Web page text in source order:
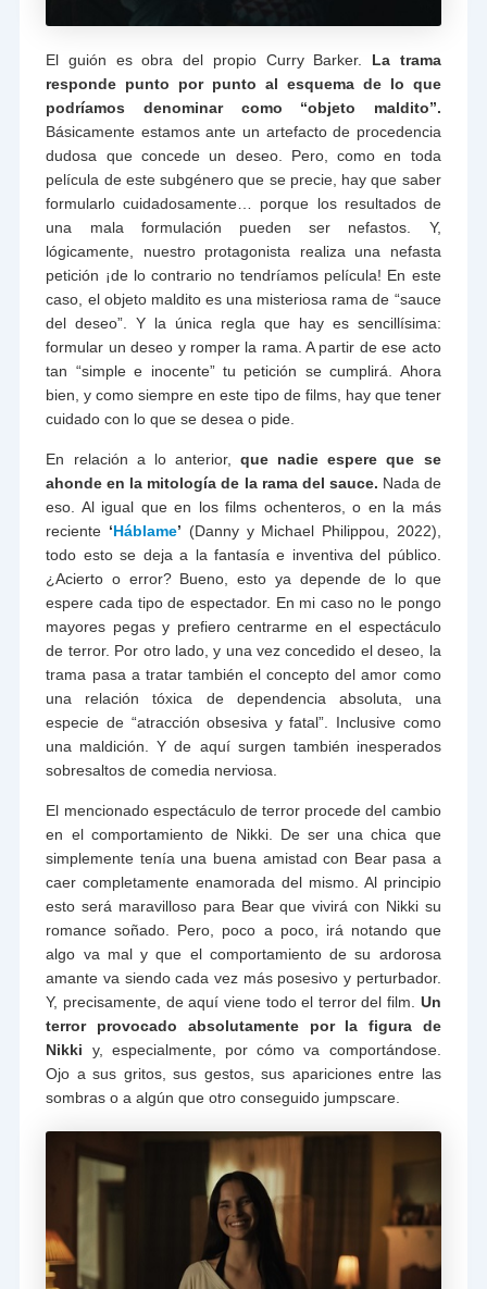
El guión es obra del propio Curry Barker.
La trama
responde punto por punto al esquema de lo que
podríamos denominar como “objeto maldito”.
Básicamente estamos ante un artefacto de procedencia
dudosa que concede un deseo. Pero, como en toda
película de este subgénero que se precie, hay que saber
formularlo cuidadosamente… porque los resultados de
una mala formulación pueden ser nefastos. Y,
lógicamente, nuestro protagonista realiza una nefasta
petición ¡de lo contrario no tendríamos película! En este
caso, el objeto maldito es una misteriosa rama de “sauce
del deseo”. Y la única regla que hay es sencillísima:
formular un deseo y romper la rama. A partir de ese acto
tan “simple e inocente” tu petición se cumplirá. Ahora
bien, y como siempre en este tipo de films, hay que tener
cuidado con lo que se desea o pide.
En relación a lo anterior,que nadie espere que se
ahonde en la mitología de la rama del sauce. Nada de
eso. Al igual que en los films ochenteros, o en la más
reciente ‘Háblame’ (Danny y Michael Philippou, 2022),
todo esto se deja a la fantasía e inventiva del público.
¿Acierto o error? Bueno, esto ya depende de lo que
espere cada tipo de espectador. En mi caso no le pongo
mayores pegas y prefiero centrarme en el espectáculo
de terror. Por otro lado, y una vez concedido el deseo, la
trama pasa a tratar también el concepto del amor como
una relación tóxica de dependencia absoluta, una
especie de “atracción obsesiva y fatal”. Inclusive como
una maldición. Y de aquí surgen también inesperados
sobresaltos de comedia nerviosa.
El mencionado espectáculo de terror procede del cambio
en el comportamiento de Nikki. De ser una chica que
simplemente tenía una buena amistad con Bear pasa a
caer completamente enamorada del mismo. Al principio
esto será maravilloso para Bear que vivirá con Nikki su
romance soñado. Pero, poco a poco, irá notando que
algo va mal y que el comportamiento de su ardorosa
amante va siendo cada vez más posesivo y perturbador.
Y, precisamente, de aquí viene todo el terror del film. Un
terror provocado absolutamente por la figura de
Nikki y, especialmente, por cómo va comportándose.
Ojo a sus gritos, sus gestos, sus apariciones entre las
sombras o a algún que otro conseguido jumpscare.